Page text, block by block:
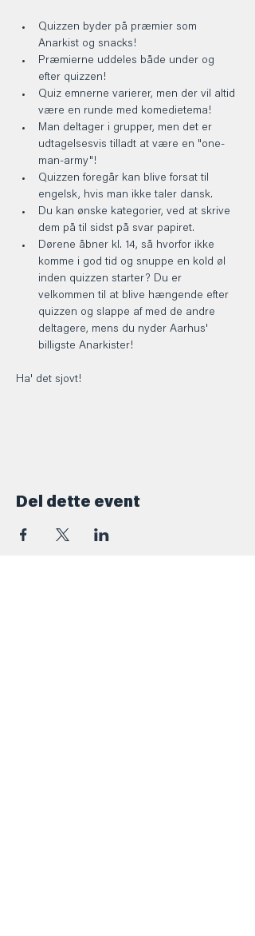
Quizzen byder på præmier som
Anarkist og snacks!
Præmierne uddeles både under og
efter quizzen!
Quiz emnerne varierer, men der vil altid
være en runde med komedietema!
Man deltager i grupper, men det er
udtagelsesvis tilladt at være en "one-
man-army"!
Quizzen foregår kan blive forsat til
engelsk, hvis man ikke taler dansk.
Du kan ønske kategorier, ved at skrive
dem på til sidst på svar papiret.
Dørene åbner kl. 14, så hvorfor ikke
komme i god tid og snuppe en kold øl
inden quizzen starter? Du er
velkommen til at blive hængende efter
quizzen og slappe af med de andre
deltagere, mens du nyder Aarhus'
billigste Anarkister!
Ha' det sjovt!
Del dette event